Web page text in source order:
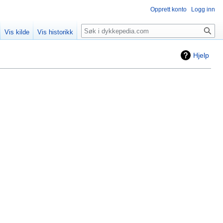
Hjelp
Opprett konto Logg inn
Vis kilde Vis historikk Søk